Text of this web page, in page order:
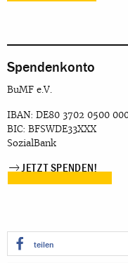
Spendenkonto
BuMF e.V.
IBAN: DE80 3702 0500
BIC: BFSWDE33XXX
SozialBank
JETZT SPENDEN!
teilen